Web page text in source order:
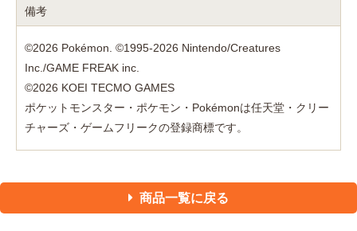
備考
©2026 Pokémon. ©1995-2026 Nintendo/Creatures
Inc./GAME FREAK inc.
©2026 KOEI TECMO GAMES
ポケットモンスター・ポケモン・Pokémonは任天堂・クリー
チャーズ・ゲームフリークの登録商標です。
商品一覧に戻る